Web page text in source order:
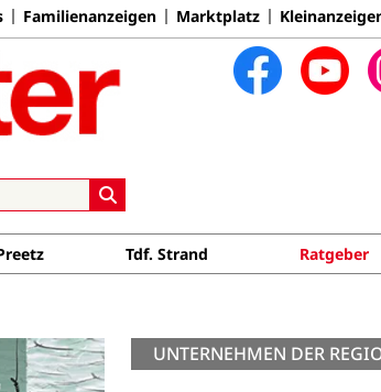
Familienanzeigen Marktplatz
Tdf. Strand Ratgeber
UNTERNEHMEN DER